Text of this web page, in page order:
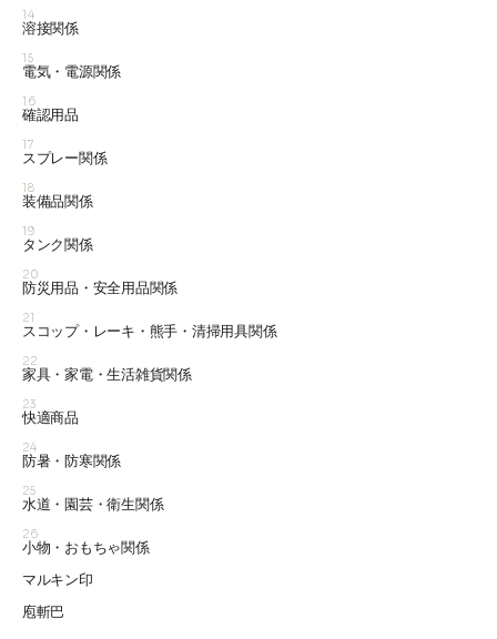
14
溶接関係
15
電気・電源関係
16
確認用品
17
スプレー関係
18
装備品関係
19
タンク関係
20
防災用品・安全用品関係
21
スコップ・レーキ・熊手・清掃用具関係
22
家具・家電・生活雑貨関係
23
快適商品
24
防暑・防寒関係
25
水道・園芸・衛生関係
26
小物・おもちゃ関係
マルキン印
庖斬巴